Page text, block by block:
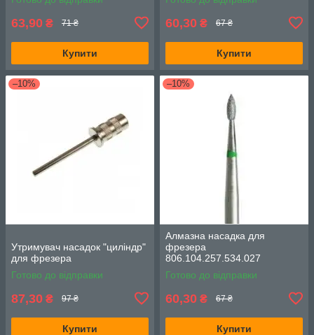
4 мм
63,90 ₴ 71 ₴
Купити
червона насічка)
60,30 ₴ 67 ₴
Купити
–10%
Утримувач насадок "циліндр"
для фрезера
Готово до відправки
87,30 ₴ 97 ₴
Купити
–10%
Алмазна насадка для
фрезера
806.104.257.534.027
Готово до відправки
60,30 ₴ 67 ₴
Купити